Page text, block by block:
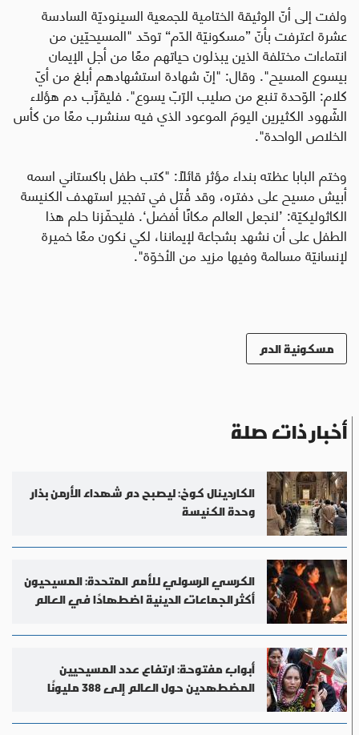
ولفت إلى أنّ الوثيقة الختامية للجمعية السينوديّة السادسة
عشرة اعترفت بأنّ ”مسكونيّة الدّم“ توحّد "المسيحيّين من
انتماءات مختلفة الذين يبذلون حياتهم معًا من أجل الإيمان
بيسوع المسيح". وقال: "إنّ شهادة استشهادهم أبلغ من أيّ
كلام: الوّحدة تنبع من صليب الرّبّ يسوع". فليقرِّب دم هؤلاء
الشّهود الكثيرين اليومَ الموعود الذي فيه سنشرب معًا من كأس
الخلاص الواحدة".
وختم البابا عظته بنداء مؤثر قائلاً: "كتب طفل باكستاني اسمه
أبيش مسيح على دفتره، وقد قُتل في تفجير استهدف الكنيسة
الكاثوليكيّة: ’لنجعل العالم مكانًا أفضل‘. فليحفّزنا حلم هذا
الطفل على أن نشهد بشجاعة لإيماننا، لكي نكون معًا خميرة
لإنسانيّة مسالمة وفيها مزيد من الأخوّة".
مسكونية الدم
أخبار ذات صلة
الكاردينال كوخ: ليصبح دم شهداء الأرمن بذار
وحدة الكنيسة
الكرسي الرسولي للأمم المتحدة: المسيحيون
أكثر الجماعات الدينية اضطهادًا في العالم
أبواب مفتوحة: ارتفاع عدد المسيحيين
المضطهدين حول العالم إلى 388 مليونًا